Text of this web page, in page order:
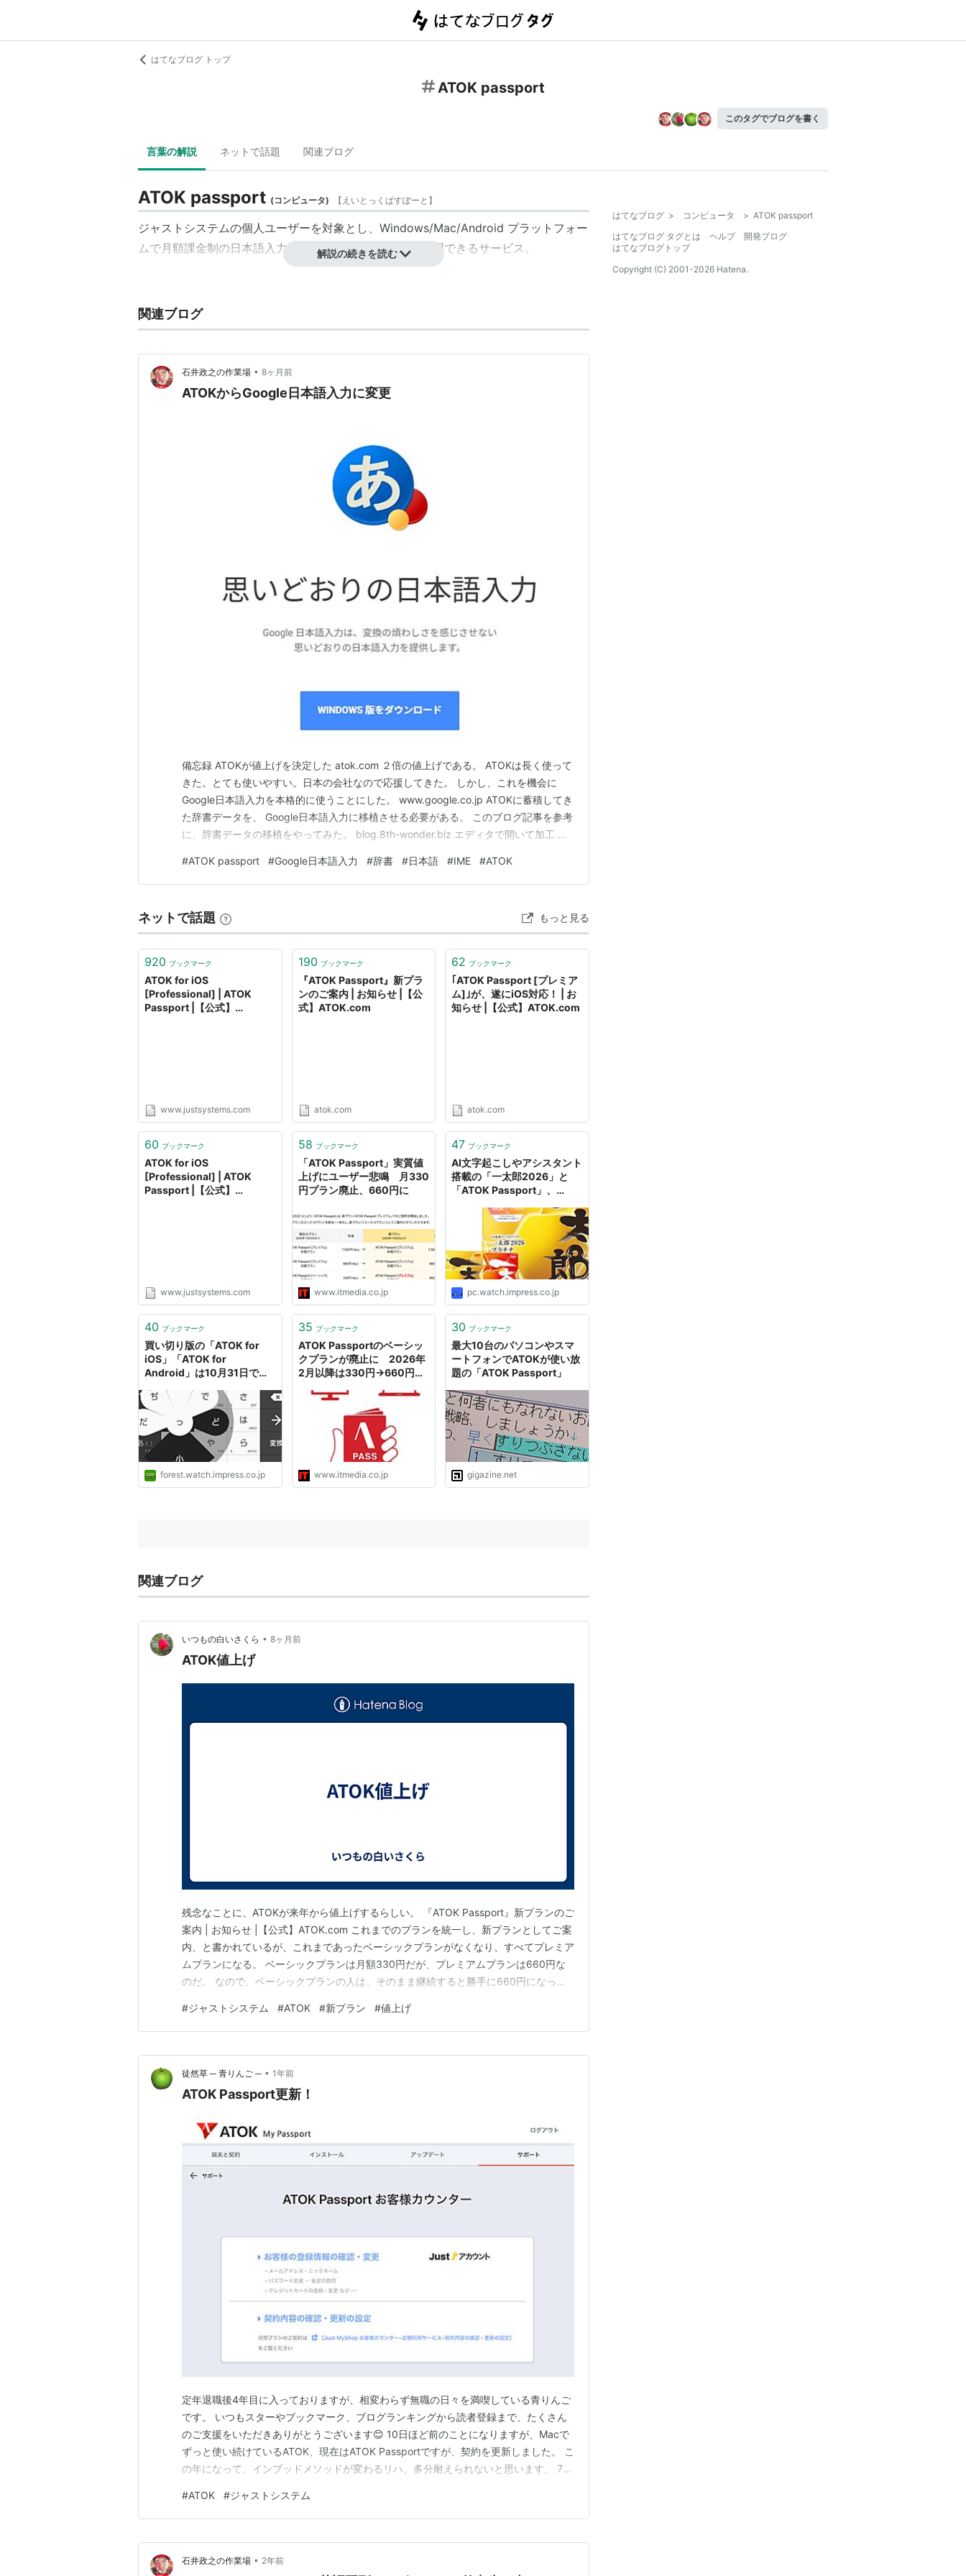
はてなブログ トップ
ATOK passport
このタグでブログを書く
言葉の解説 ネットで話題 関連ブログ
ATOK passport (コンピュータ) 【 えいとっくぱすぽーと 】
ジャストシステムの個人ユーザーを対象とし、 Windows/Mac/Android プラットフォー
ムで月額課金制の日本語入力ソフトウェア「 ATOK」が利用できるサービス。
解説の続きを読む
関連ブログ
石井政之の作業場 • 8ヶ月前
ATOKからGoogle日本語入力に変更
備忘録 ATOKが値上げを決定した atok.com ２倍の値上げである。 ATOKは長く使って
きた。とても使いやすい。日本の会社なので応援してきた。 しかし、これを機会に
Google日本語入力を本格的に使うことにした。 www.google.co.jp ATOKに蓄積してき
た辞書データを、 Google日本語入力に移植させる必要がある。 このブログ記事を参考
に、辞書データの移植をやってみた。 blog.8th-wonder.biz エディタで開いて加工 と
「＊」 という特殊文字を削除する。 これらの作業をやれ…
#ATOK passport #Google日本語入力 #辞書 #日本語 #IME #ATOK
ネットで話題 もっと見る
920 ブックマーク
ATOK for iOS
[Professional] | ATOK
Passport |【公式】
www.justsystems.com
190 ブックマーク
『ATOK Passport』新プラ
ンのご案内 | お知らせ |【公
式】ATOK.com
atok.com
62 ブックマーク
｢ATOK Passport [プレミア
ム]｣が、遂にiOS対応！ | お
知らせ |【公式】ATOK.com
atok.com
60 ブックマーク
ATOK for iOS
[Professional] | ATOK
Passport |【公式】
www.justsystems.com
58 ブックマーク
「ATOK Passport」実質値
上げにユーザー悲鳴 月330
円プラン廃止、660円に
www.itmedia.co.jp
47 ブックマーク
AI文字起こしやアシスタント
搭載の「一太郎2026」と
「ATOK Passport」、
ついにArm対応
pc.watch.impress.co.jp
40 ブックマーク
買い切り版の「ATOK for
iOS」「ATOK for
Android」は10月31日でサ
Passport版の「ATOK for
Android」は引き続きサポー
ト対象【やじうまの杜】
forest.watch.impress.co.jp
35 ブックマーク
ATOK Passportのベーシッ
クプランが廃止に 2026年
2月以降は330円→660円に
www.itmedia.co.jp
30 ブックマーク
最大10台のパソコンやスマ
ートフォンでATOKが使い放
題の「ATOK Passport」
gigazine.net
関連ブログ
いつもの白いさくら • 8ヶ月前
ATOK値上げ
残念なことに、ATOKが来年から値上げするらしい。 『ATOK Passport』新プランのご
案内 | お知らせ |【公式】ATOK.com これまでのプランを統一し、新プランとしてご案
内、と書かれているが、これまであったベーシックプランがなくなり、すべてプレミア
ムプランになる。 ベーシックプランは月額330円だが、プレミアムプランは660円な
のだ。 なので、ベーシックプランの人は、そのまま継続すると勝手に660円になって
Androidプランの人は値上げとなる。 値上げといっても、プレミアムプランになるの
で、ベーシ…
#ジャストシステム #ATOK #新プラン #値上げ
徒然草 ─ 青りんご ─ • 1年前
ATOK Passport更新！
定年退職後4年目に入っておりますが、相変わらず無職の日々を満喫している青りんご
です。 いつもスターやブックマーク、ブログランキングから読者登録まで、たくさん
のご支援をいただきありがとうございます😊 10日ほど前のことになりますが、Macで
ずっと使い続けているATOK、現在はATOK Passportですが、契約を更新しました。 こ
の年になって、インプッドメソッドが変わるリハ、多分耐えられないと思います。 7、
すが、あのとき、思い切って移行すればできたように思いますが、今となっては夢の泡
ぐらいに実現不可能かと。 こ…
#ATOK #ジャストシステム
石井政之の作業場 • 2年前
はてなブログ > コンピュータ > ATOK passport
はてなブログ タグとは
ヘルプ
開発ブログ
はてなブログトップ
Copyright (C) 2001-2026 Hatena.